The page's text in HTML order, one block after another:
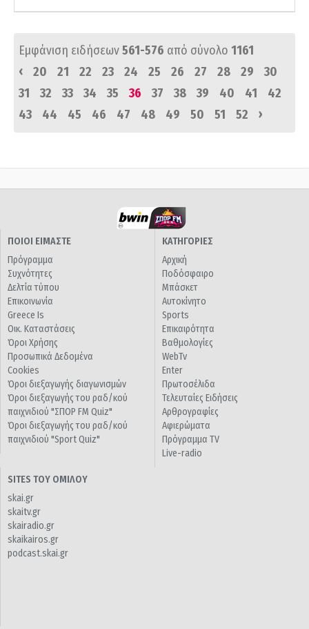
Εμφάνιση ειδήσεων561-576 από σύνολο 1161
‹
20 21 22 23 24 25 26 27 28 29
30
31
32 33 34 35 36 37 38 39 40 41
42
43
44 45 46 47 48 49 50 51 52 ›
ΠΟΙΟΙ ΕΙΜΑΣΤΕ
Πρόγραμμα
Συχνότητες
Δελτία τύπου
Επικοινωνία
Greece Is
Οικ. Καταστάσεις
Όροι Χρήσης
Προσωπικά Δεδομένα
Cookies
Όροι διεξαγωγής διαγωνισμών
Όροι διεξαγωγής του ραδ/κού
παιχνιδιού "ΣΠΟΡ FM Quiz"
Όροι διεξαγωγής του ραδ/κού
παιχνιδιού "Sport Quiz"
ΚΑΤΗΓΟΡΙΕΣ
Αρχική
Ποδόσφαιρο
Μπάσκετ
Αυτοκίνητο
Sports
Επικαιρότητα
Βαθμολογίες
WebTv
Enter
Πρωτοσέλιδα
Τελευταίες Ειδήσεις
Αρθρογραφίες
Αφιερώματα
Πρόγραμμα TV
Live-radio
SITES ΤΟΥ ΟΜΙΛΟΥ
skai.gr
skaitv.gr
skairadio.gr
skaikairos.gr
podcast.skai.gr